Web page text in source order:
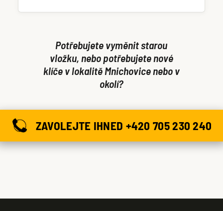
Potřebujete vyměnit starou
vložku, nebo potřebujete nové
klíče v lokalitě Mnichovice nebo v
okolí?
ZAVOLEJTE IHNED +420 705 230 240